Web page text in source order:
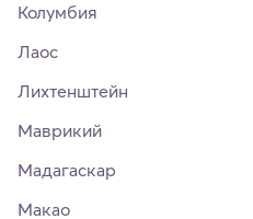
Колумбия
Лаос
Лихтенштейн
Маврикий
Мадагаскар
Макао